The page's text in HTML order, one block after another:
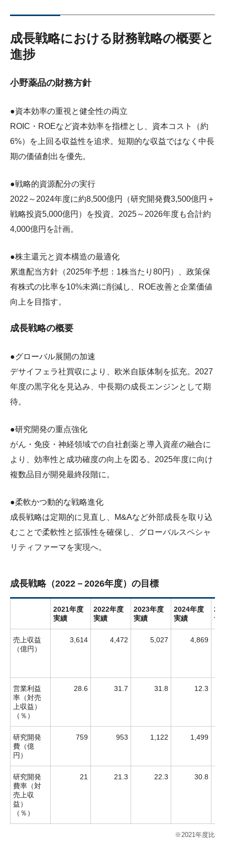
第三者保証
透明性ガイドライン
成長戦略における財務戦略の概要と
進捗
小野薬品の財務方針
●資本効率の重視と健全性の両立
ROIC・ROEなど資本効率を指標とし、資本コスト（約
6%）を上回る収益性を追求。短期的な収益ではなく中長
期の価値創出を優先。
●戦略的資源配分の実行
2022～2024年度に約8,500億円（研究開発費3,500億円＋
戦略投資5,000億円）を投資。2025～2026年度も合計約
4,000億円を計画。
●株主還元と資本構造の最適化
累進配当方針（2025年予想：1株当たり80円）、政策保
有株式の比率を10%未満に削減し、ROE改善と企業価値
向上を目指す。
成長戦略の概要
●グローバル展開の加速
デサイフェラ社買収により、欧米自販体制を拡充。2027
年度の黒字化を見込み、中長期の成長エンジンとして期
待。
●研究開発の重点強化
がん・免疫・神経領域での自社創薬と導入資産の融合に
より、効率性と成功確度の向上を図る。2025年度に向け
複数品目が開発最終段階に。
●柔軟かつ動的な戦略進化
成長戦略は定期的に見直し、M&Aなど外部成長を取り込
むことで柔軟性と拡張性を確保し、グローバルスペシャ
リティファーマを実現へ。
成長戦略（2022－2026年度）の目標
2021年度
実績
2022年度
実績
2023年度
実績
2024年度
実績
予
売上収益
（億円）
3,614 4,472 5,027 4,869
営業利益
率（対売
上収益）
（％）
28.6 31.7 31.8 12.3
研究開発
費（億
円）
759 953 1,122 1,499
研究開発
費率（対
売上収
益）
（％）
21 21.3 22.3 30.8
※2021年度比